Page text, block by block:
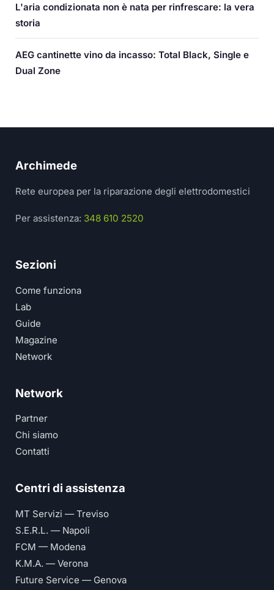
L'aria condizionata non è nata per rinfrescare: la vera
storia
AEG cantinette vino da incasso: Total Black, Single e
Dual Zone
Archimede
Rete europea per la riparazione degli elettrodomestici
Per assistenza: 348 610 2520
Sezioni
Come funziona
Lab
Guide
Magazine
Network
Network
Partner
Chi siamo
Contatti
Centri di assistenza
MT Servizi — Treviso
S.E.R.L. — Napoli
FCM — Modena
K.M.A. — Verona
Future Service — Genova